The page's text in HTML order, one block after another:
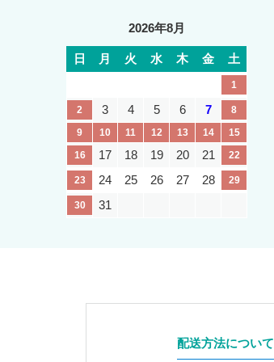
2026年8月
日 月 火 水 木 金 土
1
2 3 4 5 6 7
8
9
10 11 12 13 14
15
16
17 18 19 20 21 22
23 24 25 26 27 28 29
30 31
配送方法について